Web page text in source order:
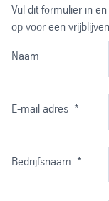
Vul dit formulier in
op voor een
Naam
E-mail adres *
Bedrijfsnaam *